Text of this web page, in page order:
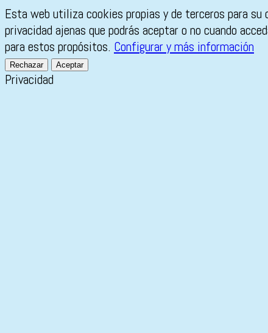
Esta web utiliza cookies propias y de terceros para
privacidad ajenas que podrás aceptar o no cuando
para estos propósitos. Configurar y más información
Rechazar Aceptar
Privacidad